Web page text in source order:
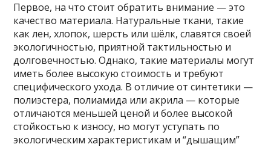
Первое, на что стоит обратить внимание — это
качество материала. Натуральные ткани, такие
как лен, хлопок, шерсть или шёлк, славятся своей
экологичностью, приятной тактильностью и
долговечностью. Однако, такие материалы могут
иметь более высокую стоимость и требуют
специфического ухода. В отличие от синтетики —
полиэстера, полиамида или акрила — которые
отличаются меньшей ценой и более высокой
стойкостью к износу, но могут уступать по
экологическим характеристикам и “дышащим”